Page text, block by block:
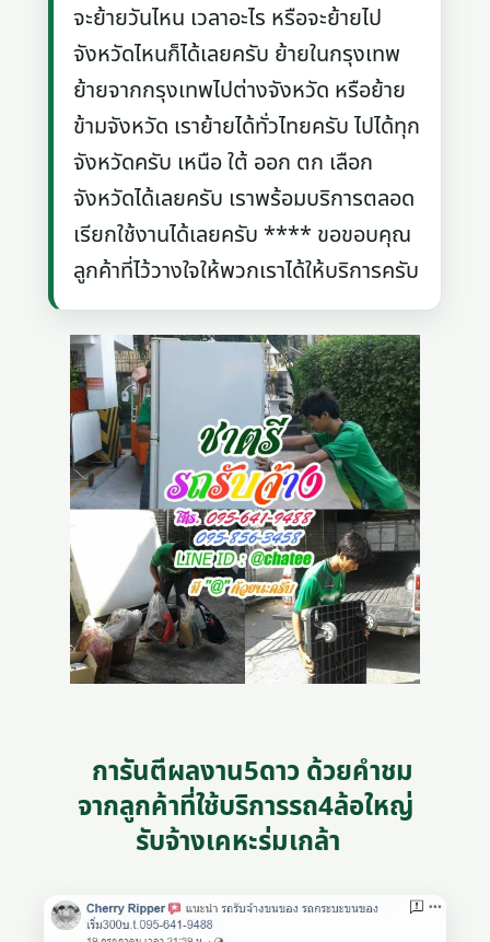
จะย้ายวันไหน เวลาอะไร หรือจะย้ายไป
จังหวัดไหนก็ได้เลยครับ ย้ายในกรุงเทพ
ย้ายจากกรุงเทพไปต่างจังหวัด หรือย้าย
ข้ามจังหวัด เราย้ายได้ทั่วไทยครับ ไปได้ทุก
จังหวัดครับ เหนือ ใต้ ออก ตก เลือก
จังหวัดได้เลยครับ เราพร้อมบริการตลอด
เรียกใช้งานได้เลยครับ **** ขอขอบคุณ
ลูกค้าที่ไว้วางใจให้พวกเราได้ให้บริการครับ
การันตีผลงาน5ดาว ด้วยคำชม
จากลูกค้าที่ใช้บริการรถ4ล้อใหญ่
รับจ้างเคหะร่มเกล้า